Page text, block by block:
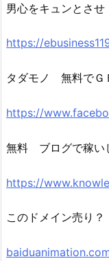
男心をキュンとさ
https://
タダモノ 無料でＧ
https://
無料 ブログで稼い
https://
このドメイン売り